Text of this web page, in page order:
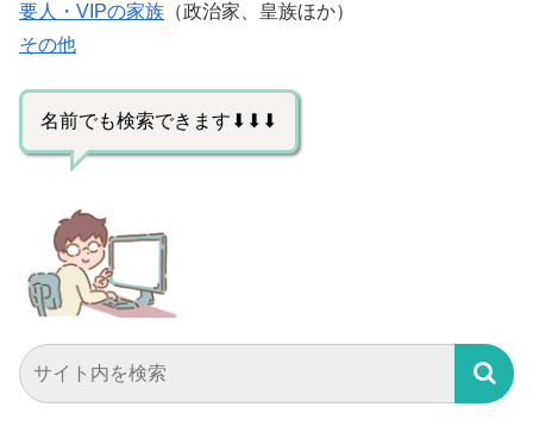
要人・VIPの家族 （政治家、皇族ほか）
その他
名前でも検索できます⬇⬇⬇